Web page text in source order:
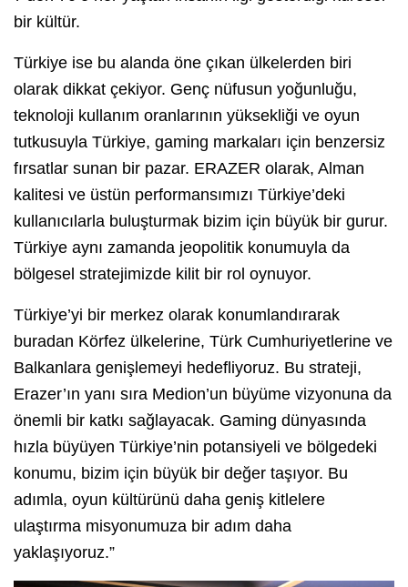
bir kültür.
Türkiye ise bu alanda öne çıkan ülkelerden biri
olarak dikkat çekiyor. Genç nüfusun yoğunluğu,
teknoloji kullanım oranlarının yüksekliği ve oyun
tutkusuyla Türkiye, gaming markaları için benzersiz
fırsatlar sunan bir pazar. ERAZER olarak, Alman
kalitesi ve üstün performansımızı Türkiye’deki
kullanıcılarla buluşturmak bizim için büyük bir gurur.
Türkiye aynı zamanda jeopolitik konumuyla da
bölgesel stratejimizde kilit bir rol oynuyor.
Türkiye’yi bir merkez olarak konumlandırarak
buradan Körfez ülkelerine, Türk Cumhuriyetlerine ve
Balkanlara genişlemeyi hedefliyoruz. Bu strateji,
Erazer’ın yanı sıra Medion’un büyüme vizyonuna da
önemli bir katkı sağlayacak. Gaming dünyasında
hızla büyüyen Türkiye’nin potansiyeli ve bölgedeki
konumu, bizim için büyük bir değer taşıyor. Bu
adımla, oyun kültürünü daha geniş kitlelere
ulaştırma misyonumuza bir adım daha
yaklaşıyoruz.”